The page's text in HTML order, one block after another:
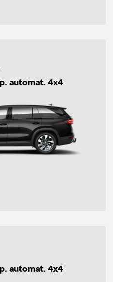
automat. 4x4
automat. 4x4